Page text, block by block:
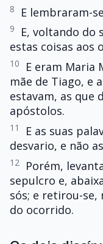
8 E lembraram-
9
E, voltando do
estas coisas aos
10
E eram Maria
mãe de Tiago, e
estavam, as que
apóstolos.
11
E as suas
desvario, e não
12
Porém,
sepulcro e,
sós; e retirou-se,
do ocorrido.